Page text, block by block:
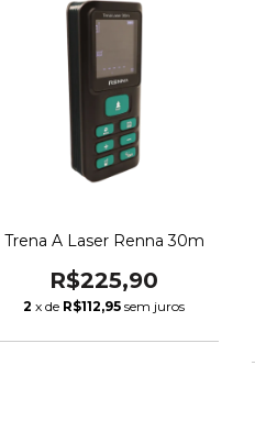
Trena A Laser Renna 30m
R$225,90
2 x de R$112,95 sem juros